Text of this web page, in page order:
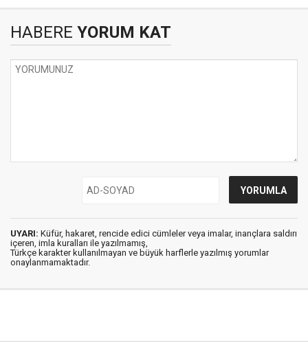
HABERE YORUM KAT
UYARI: Küfür, hakaret, rencide edici cümleler veya imalar, inançlara saldırı
içeren, imla kuralları ile yazılmamış,
Türkçe karakter kullanılmayan ve büyük harflerle yazılmış yorumlar
onaylanmamaktadır.